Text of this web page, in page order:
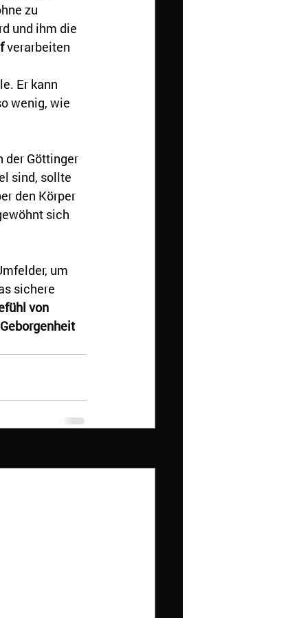
zu
und ihm die
verarbeiten
Er kann
wenig, wie
der Göttinger
sind, sollte
den Körper
sich
um
sichere
von
Geborgenheit